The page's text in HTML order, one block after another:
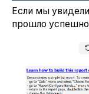
Если мы
прошло